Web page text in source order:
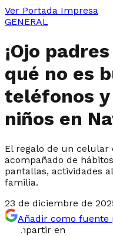
Ver Portada Impresa
GENERAL
¡Ojo
qué no es
teléfonos
niños en
El regalo de un
acompañado de
pantallas, actividades
familia.
23 de diciembre de
Añadir como fuente
Compartir en